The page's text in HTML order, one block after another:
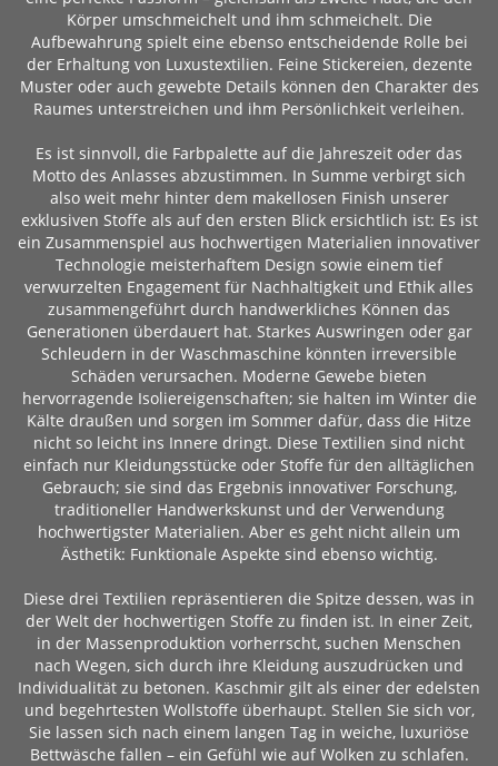
Körper umschmeichelt und ihm schmeichelt. Die
Aufbewahrung spielt eine ebenso entscheidende Rolle bei
der Erhaltung von Luxustextilien. Feine Stickereien, dezente
Muster oder auch gewebte Details können den Charakter des
Raumes unterstreichen und ihm Persönlichkeit verleihen.
Es ist sinnvoll, die Farbpalette auf die Jahreszeit oder das
Motto des Anlasses abzustimmen. In Summe verbirgt sich
also weit mehr hinter dem makellosen Finish unserer
exklusiven Stoffe als auf den ersten Blick ersichtlich ist: Es ist
ein Zusammenspiel aus hochwertigen Materialien innovativer
Technologie meisterhaftem Design sowie einem tief
verwurzelten Engagement für Nachhaltigkeit und Ethik alles
zusammengeführt durch handwerkliches Können das
Generationen überdauert hat. Starkes Auswringen oder gar
Schleudern in der Waschmaschine könnten irreversible
Schäden verursachen. Moderne Gewebe bieten
hervorragende Isoliereigenschaften; sie halten im Winter die
Kälte draußen und sorgen im Sommer dafür, dass die Hitze
nicht so leicht ins Innere dringt. Diese Textilien sind nicht
einfach nur Kleidungsstücke oder Stoffe für den alltäglichen
Gebrauch; sie sind das Ergebnis innovativer Forschung,
traditioneller Handwerkskunst und der Verwendung
hochwertigster Materialien. Aber es geht nicht allein um
Ästhetik: Funktionale Aspekte sind ebenso wichtig.
Diese drei Textilien repräsentieren die Spitze dessen, was in
der Welt der hochwertigen Stoffe zu finden ist. In einer Zeit,
in der Massenproduktion vorherrscht, suchen Menschen
nach Wegen, sich durch ihre Kleidung auszudrücken und
Individualität zu betonen. Kaschmir gilt als einer der edelsten
und begehrtesten Wollstoffe überhaupt. Stellen Sie sich vor,
Sie lassen sich nach einem langen Tag in weiche, luxuriöse
Bettwäsche fallen – ein Gefühl wie auf Wolken zu schlafen.